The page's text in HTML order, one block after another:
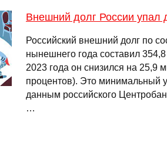
Внешний долг России упал
Российский внешний долг по
нынешнего года составил
2023 года он снизился на 25,9
процентов). Это минимальный
данным российского
…